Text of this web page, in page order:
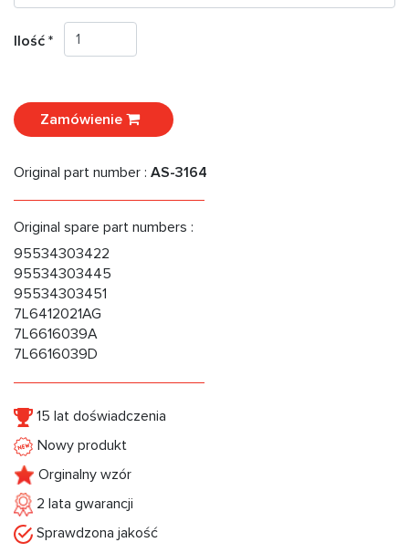
Ilość *
Zamówienie
Original part number : AS-3164
Original spare part numbers :
95534303422
95534303445
95534303451
7L6412021AG
7L6616039A
7L6616039D
15 lat doświadczenia
Nowy produkt
Orginalny wzór
2 lata gwarancji
Sprawdzona jakość